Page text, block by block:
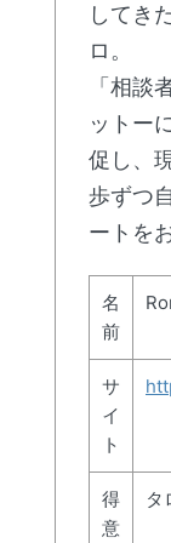
してき
ロ。
「相談
ットー
促し、
歩ずつ
ートを
名
前
サ
イ
ト
得
意
タ